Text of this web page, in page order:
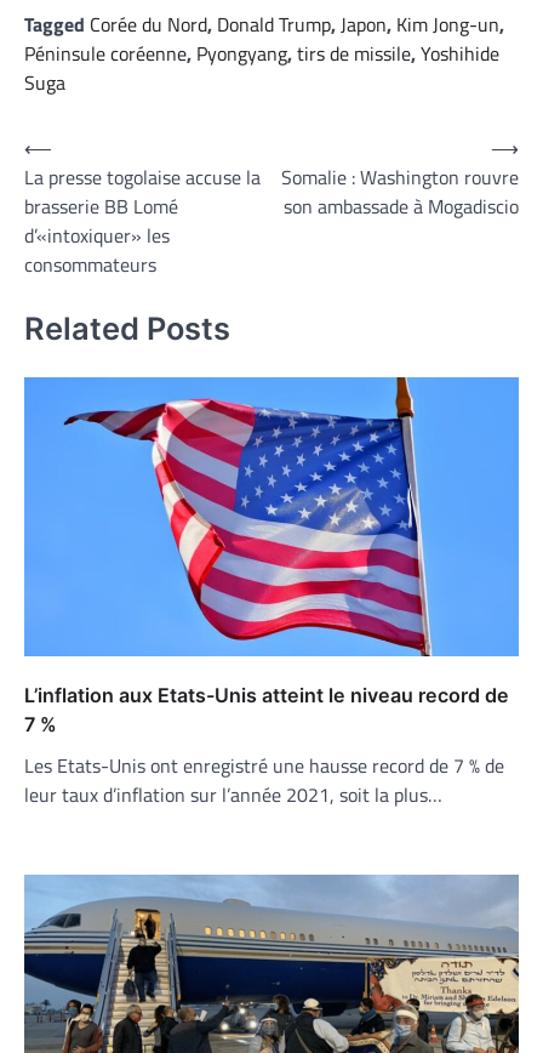
Tagged Corée du Nord, Donald Trump,Japon, Kim Jong-un,
Péninsule coréenne, Pyongyang,tirs de missile,Yoshihide
Suga
Navigation
de
l’article
⟵
La presse togolaise accuse la
brasserie BB Lomé
d’«intoxiquer» les
consommateurs
Somalie : Washington rouvre
son ambassade à Mogadiscio
⟶
Related Posts
L’inflation aux Etats-Unis atteint le niveau record de
7 %
Les Etats-Unis ont enregistré une hausse record de 7 % de
leur taux d’inflation sur l’année 2021, soit la plus…